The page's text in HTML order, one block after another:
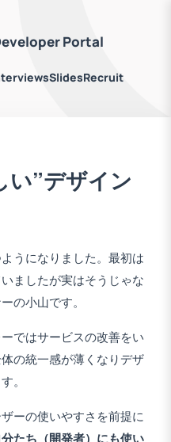
Portal
SlidesRecruit
い”デザイン
うになりました。最初は
ましたが実はそうじゃな
の小山です。
ではサービスの改善をい
の統一感が薄くなりデザ
。
ーの使いやすさを前提に
分たち（開発者）にも使い